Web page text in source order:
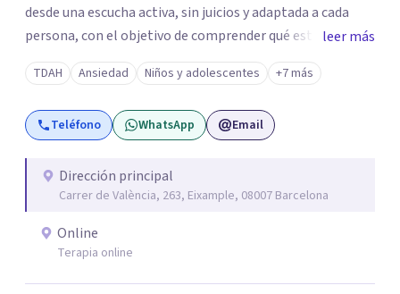
desde una escucha activa, sin juicios y adaptada a cada
persona, con el objetivo de comprender qué está
ocurriendo y facilitar herramientas para avanzar con
mayor equilibrio y bienestar. La intervención se realiza en
un entorno confidencial y tranquilo, cuidando el ritmo y
las necesidades de cada proceso terapéutico. En Centro
el trauma, la depresión y otros retos emocionales, así
como procesos de crecimiento personal y
respetuoso, humano y orientado a generar un espacio de
leer más
TDAH Ansiedad Niños y adolescentes +7 más
Teléfono WhatsApp Email
Dirección principal
Carrer de València, 263, Eixample, 08007 Barcelona
Online
Terapia online